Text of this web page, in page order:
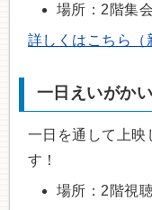
場所：2階集
詳しくはこちら（
一日えいがかい
一日を通して上映
す！
場所：2階視